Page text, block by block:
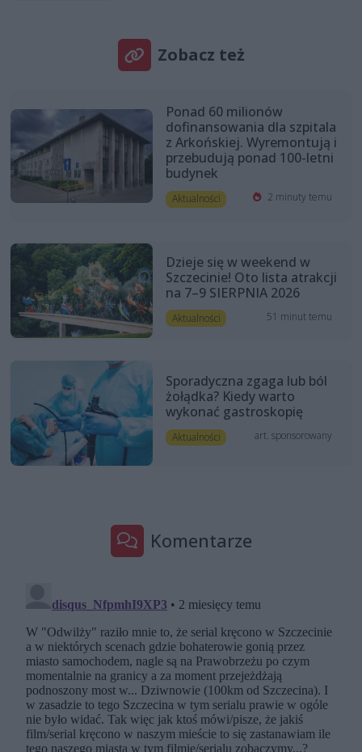
Zobacz też
Ponad 60 milionów
dofinansowania dla szpitala
z Arkońskiej. Wyremontują i
przebudują ponad 100-letni
budynek
Aktualności 2 minuty temu
Dzieje się w weekend w
Szczecinie! Oto lista atrakcji
na 7–9 SIERPNIA 2026
Aktualności 51 minut temu
Sporadyczna zgaga lub ból
żołądka? Kiedy warto
wykonać gastroskopię
Aktualności art. sponsorowany
Komentarze